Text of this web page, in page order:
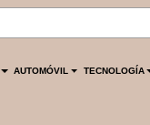
AUTOMÓVIL TECNOLOGÍA